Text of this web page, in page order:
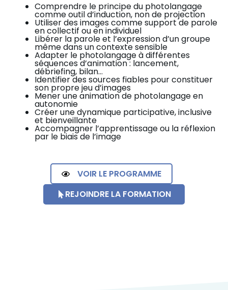
Comprendre le principe du photolangage
comme outil d’induction, non de projection
Utiliser des images comme support de parole
en collectif ou en individuel
Libérer la parole et l’expression d’un groupe
même dans un contexte sensible
Adapter le photolangage à différentes
séquences d’animation : lancement,
débriefing, bilan…
Identifier des sources fiables pour constituer
son propre jeu d’images
Mener une animation de photolangage en
autonomie
Créer une dynamique participative, inclusive
et bienveillante
Accompagner l’apprentissage ou la réflexion
par le biais de l’image
VOIR LE PROGRAMME
REJOINDRE LA FORMATION